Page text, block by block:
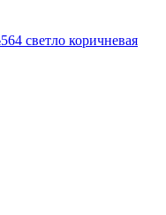
светло коричневая